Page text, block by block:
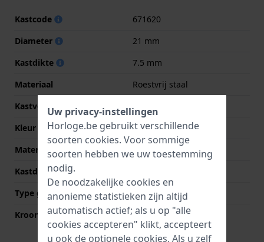
Kastcode
671620
Diameter
21 mm
Kastdikte
7.5 mm
Materiaal
Roestvrij staal
Kastvorm
Vierkant
Kleur kast
Zilver
Materiaal kastdeksel
Roestvrij staal
Kastdeksel
Type glas
Mineraal
Kroon
Trek kroon
Uw privacy-instellingen
Horloge.be gebruikt verschillende
soorten cookies. Voor sommige
soorten hebben we uw toestemming
nodig.
De noodzakelijke cookies en
anonieme statistieken zijn altijd
automatisch actief; als u op "alle
cookies accepteren" klikt, accepteert
u ook de optionele cookies. Als u zelf